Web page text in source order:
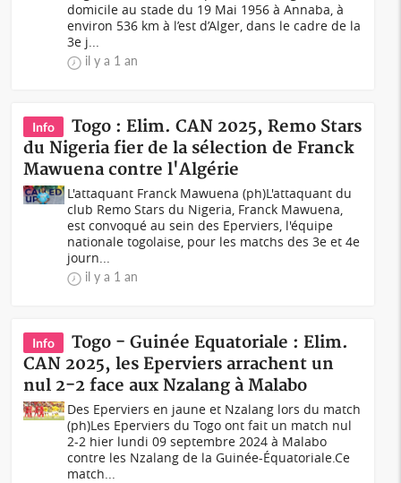
domicile au stade du 19 Mai 1956 à Annaba, à
environ 536 km à l’est d’Alger, dans le cadre de la
3e j...
il y a 1 an
Info
Togo : Elim. CAN 2025, Remo Stars
du Nigeria fier de la sélection de Franck
Mawuena contre l'Algérie
L'attaquant Franck Mawuena (ph)L'attaquant du
club Remo Stars du Nigeria, Franck Mawuena,
est convoqué au sein des Eperviers, l'équipe
nationale togolaise, pour les matchs des 3e et 4e
journ...
il y a 1 an
Info
Togo - Guinée Equatoriale : Elim.
CAN 2025, les Eperviers arrachent un
nul 2-2 face aux Nzalang à Malabo
Des Eperviers en jaune et Nzalang lors du match
(ph)Les Eperviers du Togo ont fait un match nul
2-2 hier lundi 09 septembre 2024 à Malabo
contre les Nzalang de la Guinée-Équatoriale.Ce
match...